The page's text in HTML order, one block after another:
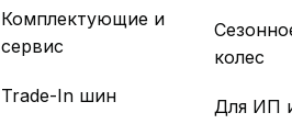
Комплектующие и
сервис
Trade-In шин
колес
Для ИП